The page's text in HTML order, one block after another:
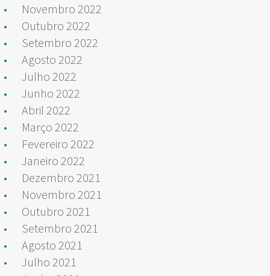
Novembro 2022
Outubro 2022
Setembro 2022
Agosto 2022
Julho 2022
Junho 2022
Abril 2022
Março 2022
Fevereiro 2022
Janeiro 2022
Dezembro 2021
Novembro 2021
Outubro 2021
Setembro 2021
Agosto 2021
Julho 2021